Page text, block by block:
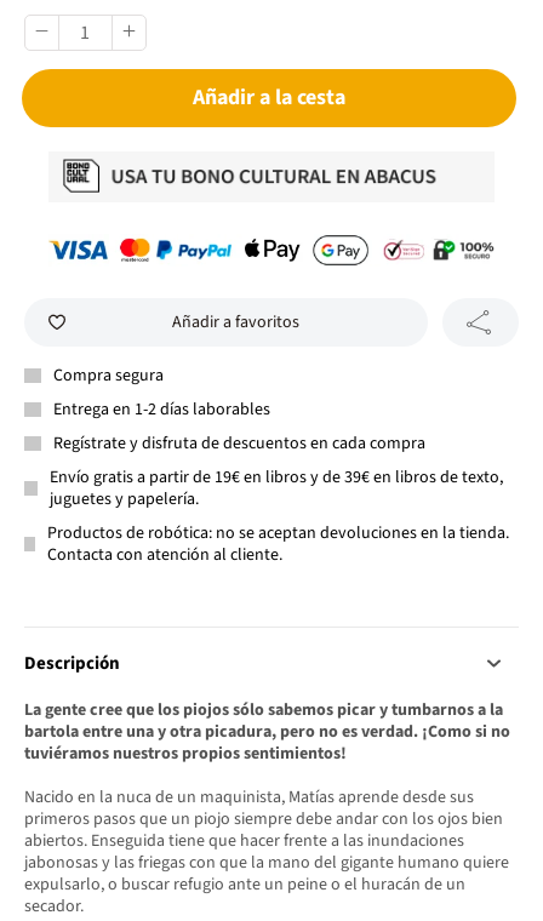
Añadir a la cesta
Añadir a favoritos
Compra segura
Entrega en 1-2 días laborables
Regístrate y disfruta de descuentos en cada compra
Envío gratis a partir de 19€ en libros y de 39€ en libros de texto,
juguetes y papelería.
Productos de robótica: no se aceptan devoluciones en la tienda.
Contacta con atención al cliente.
Descripción
La gente cree que los piojos sólo sabemos picar y tumbarnos a la
bartola entre una y otra picadura, pero no es verdad. ¡Como si no
tuviéramos nuestros propios sentimientos!
Nacido en la nuca de un maquinista, Matías aprende desde sus
primeros pasos que un piojo siempre debe andar con los ojos bien
abiertos. Enseguida tiene que hacer frente a las inundaciones
jabonosas y las friegas con que la mano del gigante humano quiere
expulsarlo, o buscar refugio ante un peine o el huracán de un
secador.